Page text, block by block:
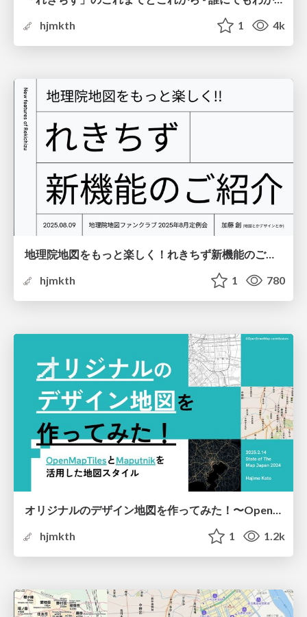
hjmkth
1 4k
地理院地図をもっと楽しく！れきちず新機能のご紹介
hjmkth
1 780
オリジナルのデザイン地図を作ってみた！〜OpenMapTilesとMaputnikを活用した地図スタイル〜
hjmkth
1 1.2k